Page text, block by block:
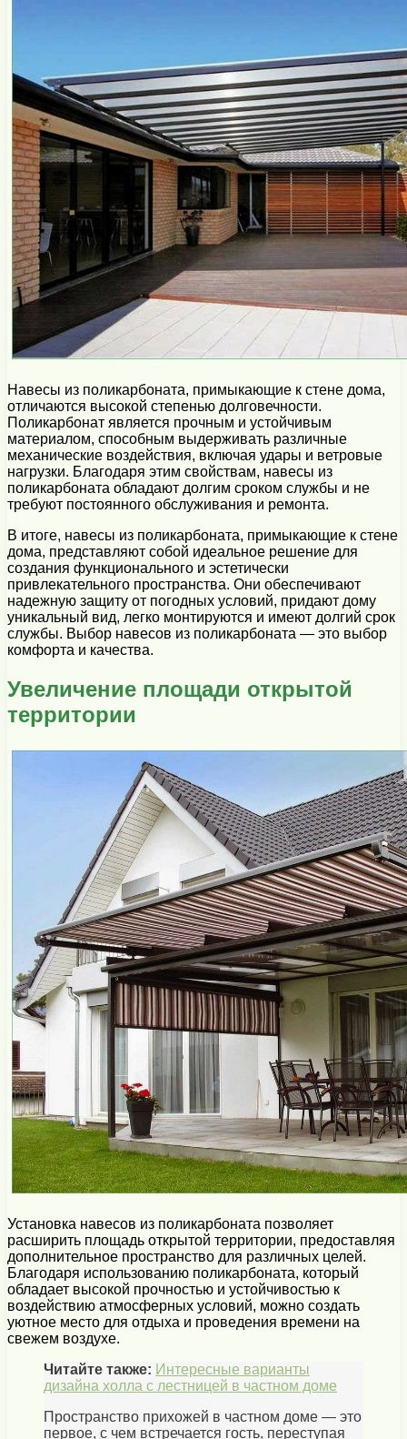
Навесы из поликарбоната, примыкающие к стене дома,
отличаются высокой степенью долговечности.
Поликарбонат является прочным и устойчивым
материалом, способным выдерживать различные
механические воздействия, включая удары и ветровые
нагрузки. Благодаря этим свойствам, навесы из
поликарбоната обладают долгим сроком службы и не
требуют постоянного обслуживания и ремонта.
В итоге, навесы из поликарбоната, примыкающие к стене
дома, представляют собой идеальное решение для
создания функционального и эстетически
привлекательного пространства. Они обеспечивают
надежную защиту от погодных условий, придают дому
уникальный вид, легко монтируются и имеют долгий срок
службы. Выбор навесов из поликарбоната — это выбор
комфорта и качества.
Увеличение площади открытой
территории
Установка навесов из поликарбоната позволяет
расширить площадь открытой территории, предоставляя
дополнительное пространство для различных целей.
Благодаря использованию поликарбоната, который
обладает высокой прочностью и устойчивостью к
воздействию атмосферных условий, можно создать
уютное место для отдыха и проведения времени на
свежем воздухе.
Читайте также: Интересные варианты
дизайна холла с лестницей в частном доме
Пространство прихожей в частном доме — это
первое, с чем встречается гость, переступая